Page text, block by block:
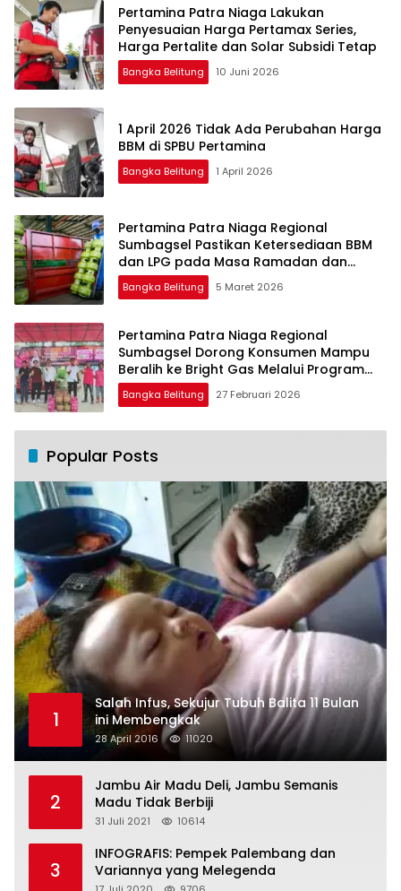
Pertamina Patra Niaga Lakukan
Penyesuaian Harga Pertamax Series,
Harga Pertalite dan Solar Subsidi Tetap
Bangka Belitung 10 Juni 2026
1 April 2026 Tidak Ada Perubahan Harga
BBM di SPBU Pertamina
Bangka Belitung 1 April 2026
Pertamina Patra Niaga Regional
Sumbagsel Pastikan Ketersediaan BBM
dan LPG pada Masa Ramadan dan
Menjelang Idulfitri
Bangka Belitung 5 Maret 2026
Pertamina Patra Niaga Regional
Sumbagsel Dorong Konsumen Mampu
Beralih ke Bright Gas Melalui Program
Trade In di Belitung Timur
Bangka Belitung 27 Februari 2026
Popular Posts
1
Salah Infus, Sekujur Tubuh Balita 11 Bulan
ini Membengkak
28 April 2016 11020
2
Jambu Air Madu Deli, Jambu Semanis
Madu Tidak Berbiji
31 Juli 2021 10614
3
INFOGRAFIS: Pempek Palembang dan
Variannya yang Melegenda